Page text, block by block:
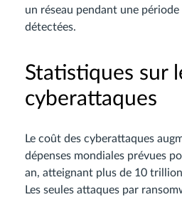
un réseau pendant une
détectées.
Statistiques sur
cyberattaques
Le coût des cyberattaques
dépenses mondiales prévues
an, atteignant plus de 10
Les seules attaques par